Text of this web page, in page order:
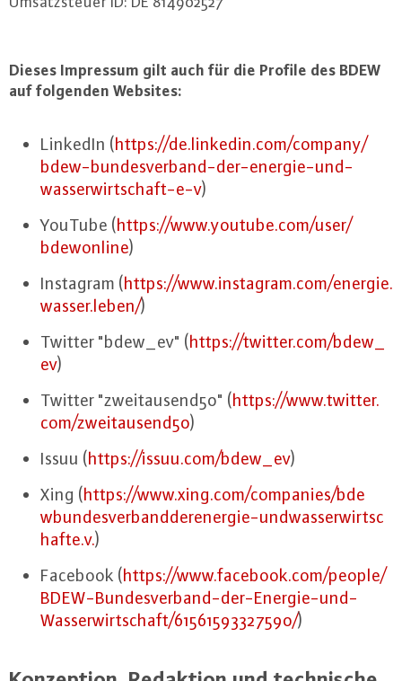
Dieses Impressum gilt auch für die Profile des BDEW
auf folgenden Websites:
LinkedIn (https://​de.​linkedin.​com/​company/​
bdew-​bundesverband-​der-​energie-​und-​
wasserwirtschaft-​e-​v)
YouTube (https://​www.​youtube.​com/​user/​
bdewonline)
Instagram (https://​www.​instagram.​com/​energie.​
wasser.​leben/)
Twitter "bdew_ev" (https://​twitter.​com/​bdew_​
ev)
Twitter "zwei­tau­sen­d50" (https://​www.​twitter.​
com/​zweitausend50)
Issuu (https://​issuu.​com/​bdew_​ev)
Xing (https://​www.​xing.​com/​companies/​bde​
wbun​desv​erba​ndde​rene​rgie-​und​wass​erwi​rtsc​
haft​e.​v.)
Facebook (https://​www.​facebook.​com/​people/​
BDEW-​Bundesverband-​der-​Energie-​und-​
Wasserwirtschaft/​61561593327590/)